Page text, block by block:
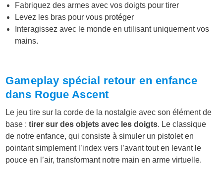
Fabriquez des armes avec vos doigts pour tirer
Levez les bras pour vous protéger
Interagissez avec le monde en utilisant uniquement vos
mains.
Gameplay spécial retour en enfance
dans Rogue Ascent
Le jeu tire sur la corde de la nostalgie avec son élément de
base :tirer sur des objets avec les doigts. Le classique
de notre enfance, qui consiste à simuler un pistolet en
pointant simplement l’index vers l’avant tout en levant le
pouce en l’air, transformant notre main en arme virtuelle.